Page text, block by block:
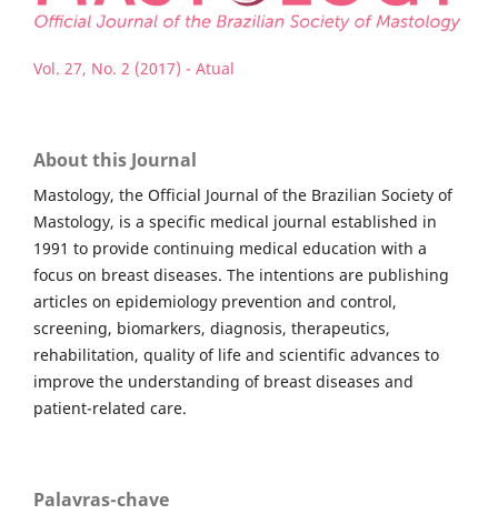
Vol. 27, No. 2 (2017) - Atual
About this Journal
Mastology, the Official Journal of the Brazilian Society of
Mastology, is a specific medical journal established in
1991 to provide continuing medical education with a
focus on breast diseases. The intentions are publishing
articles on epidemiology prevention and control,
screening, biomarkers, diagnosis, therapeutics,
rehabilitation, quality of life and scientific advances to
improve the understanding of breast diseases and
patient-related care.
Palavras-chave